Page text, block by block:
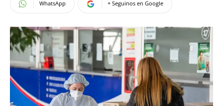
WhatsApp + Seguinos en Google